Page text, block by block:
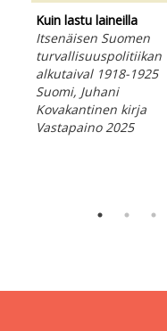
Kuin lastu laineilla
Itsenäisen Suomen
turvallisuuspolitiikan
alkutaival 1918-1925
Suomi, Juhani
Kovakantinen kirja
Vastapaino 2025